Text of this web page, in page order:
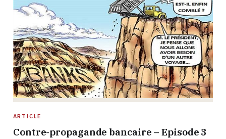
ARTICLE
Contre-propagande bancaire – Episode 3